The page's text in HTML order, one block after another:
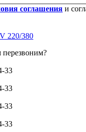
соглашения и
220/380
33
33
33
33